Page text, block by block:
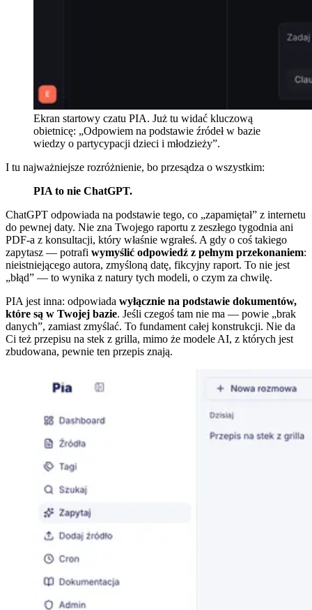
Ekran startowy czatu PIA. Już tu widać kluczową
obietnicę: „Odpowiem na podstawie źródeł w bazie
wiedzy o partycypacji dzieci i młodzieży”.
I tu najważniejsze rozróżnienie, bo przesądza o wszystkim:
PIA to nie ChatGPT.
ChatGPT odpowiada na podstawie tego, co „zapamiętał” z internetu
do pewnej daty. Nie zna Twojego raportu z zeszłego tygodnia ani
PDF-a z konsultacji, który właśnie wgrałeś. A gdy o coś takiego
zapytasz — potrafi wymyślić odpowiedź z pełnym przekonaniem:
nieistniejącego autora, zmyśloną datę, fikcyjny raport. To nie jest
„błąd” — to wynika z natury tych modeli, o czym za chwilę.
PIA jest inna: odpowiada wyłącznie na podstawie dokumentów,
które są w Twojej bazie. Jeśli czegoś tam nie ma — powie „brak
danych”, zamiast zmyślać. To fundament całej konstrukcji. Nie da
Ci też przepisu na stek z grilla, mimo że modele AI, z których jest
zbudowana, pewnie ten przepis znają.